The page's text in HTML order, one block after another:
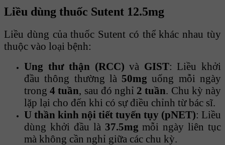
Liều dùng thuốc Sutent 12.5mg
Liều dùng của thuốc Sutent có thể khác nhau tùy
thuộc vào loại bệnh:
Ung thư thận (RCC) và GIST: Liều khởi
đầu thông thường là 50mg uống mỗi ngày
trong4 tuần, sau đó nghỉ 2 tuần. Chu kỳ này
lặp lại cho đến khi có sự điều chỉnh từ bác sĩ.
U thần kinh nội tiết tuyến tụy (pNET): Liều
dùng khởi đầu là 37.5mg mỗi ngày liên tục
mà không cần nghỉ giữa các chu kỳ.